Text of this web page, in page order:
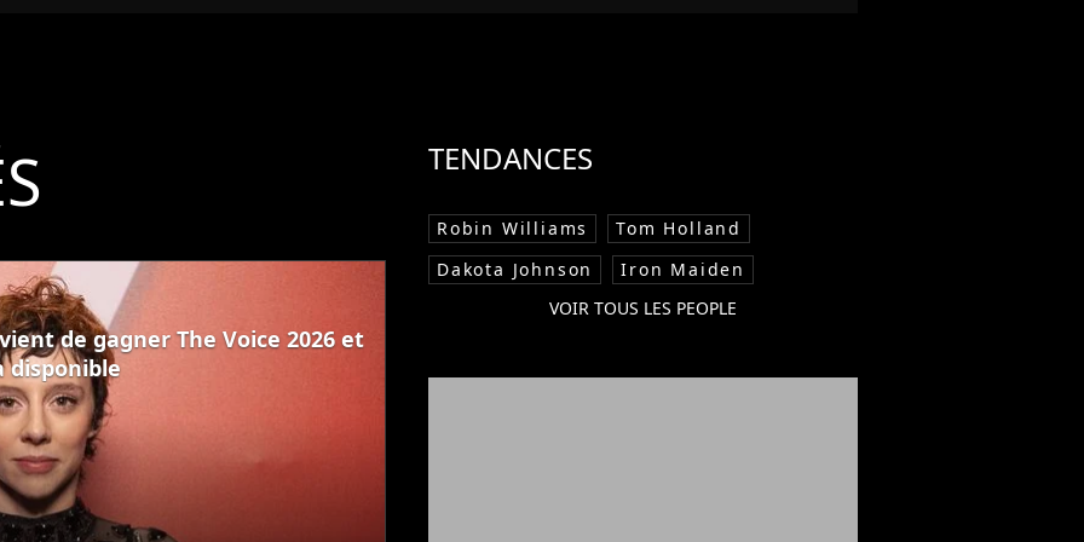
de gagner The Voice 2026 et
disponible
TENDANCES
Robin Williams
Tom Holland
Dakota Johnson
Iron Maiden
VOIR TOUS LES PEOPLE